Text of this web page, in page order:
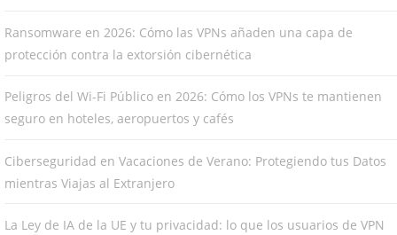
Ransomware en 2026: Cómo las VPNs añaden una capa de
protección contra la extorsión cibernética
Peligros del Wi-Fi Público en 2026: Cómo los VPNs te mantienen
seguro en hoteles, aeropuertos y cafés
Ciberseguridad en Vacaciones de Verano: Protegiendo tus Datos
mientras Viajas al Extranjero
La Ley de IA de la UE y tu privacidad: lo que los usuarios de VPN